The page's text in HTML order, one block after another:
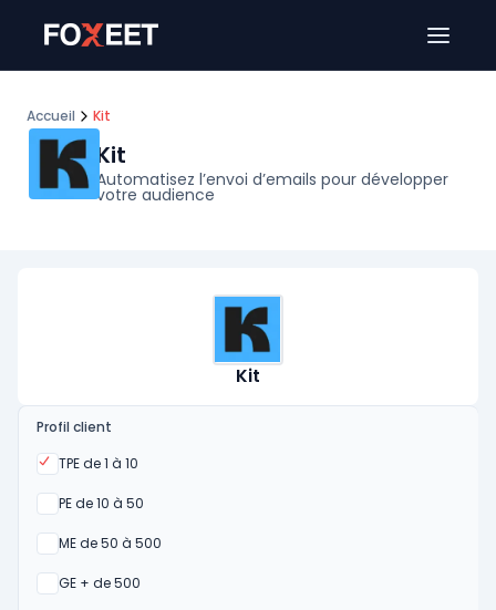
Accueil Kit
Kit
Automatisez l’envoi d’emails pour développer
votre audience
Kit
Profil client
TPE de 1 à 10
Oui
PE de 10 à 50
Oui
ME de 50 à 500
Oui
GE + de 500
Oui